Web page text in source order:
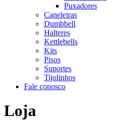
Puxadores
Caneleiras
Dumbbell
Halteres
Kettlebells
Kits
Pisos
Suportes
Tijolinhos
Fale conosco
Loja